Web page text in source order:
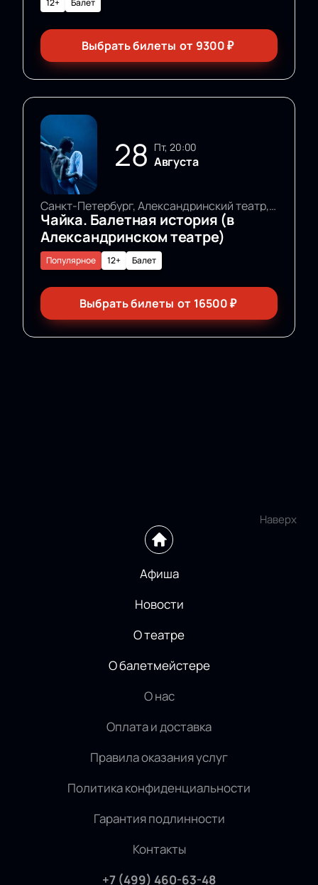
12+ Балет
Выбрать билеты от 9300₽
28 пт, 20:00
Августа
Санкт-Петербург, Александринский театр, Основная сцена
Чайка. Балетная история (в
Александринском театре)
12+ Балет
Популярное
Выбрать билеты от 16500₽
Наверх
Афиша
Новости
О театре
О балетмейстере
О нас
Оплата и доставка
Правила оказания услуг
Политика конфиденциальности
Гарантия подлинности
Контакты
+7 (499) 460-63-48